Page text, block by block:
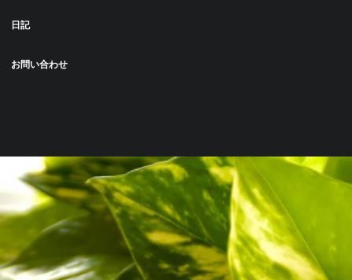
日記
お問い合わせ